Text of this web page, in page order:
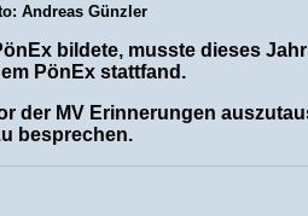
Andreas Günzler
bildete, musste dieses
PönEx stattfand.
der MV Erinnerungen
besprechen.